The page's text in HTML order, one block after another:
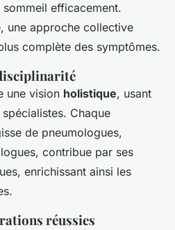
efficacement.
une approche collective
complète des symptômes.
une vision holistique, usant
Chaque
de pneumologues,
contribue par ses
enrichissant ainsi les
réussies